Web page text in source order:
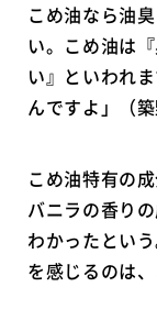
こめ油なら油
い。こめ油は
い』といわれ
んですよ」（築
こめ油特有の
バニラの香り
わかったとい
を感じるのは